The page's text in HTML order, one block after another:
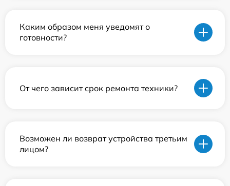
Каким образом меня уведомят о
готовности?
От чего зависит срок ремонта техники?
Возможен ли возврат устройства третьим
лицом?